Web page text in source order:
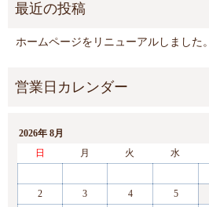
ホームページをリニューアルしました。
2026年 8月
日
月 火 水
2
3 4 5